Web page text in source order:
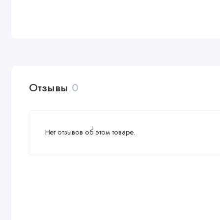
Отзывы 0
Нет отзывов об этом товаре.